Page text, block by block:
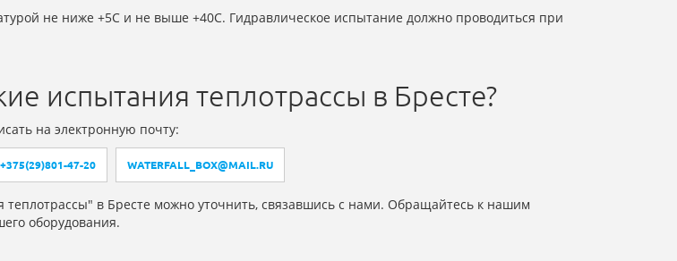
не ниже +5С и не выше +40С. Гидравлическое испытание должно проводиться при
испытания теплотрассы в Бресте?
на электронную почту:
+375(29)801-47-20 WATERFALL_BOX@MAIL.RU
в Бресте можно уточнить, связавшись с нами. Обращайтесь к нашим
оборудования.